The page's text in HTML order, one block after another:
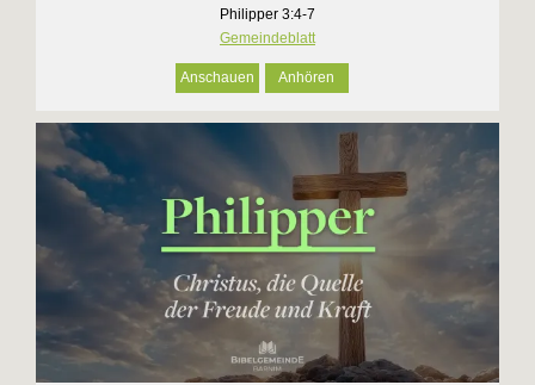
Philipper 3:4-7
Gemeindeblatt
Anschauen Anhören